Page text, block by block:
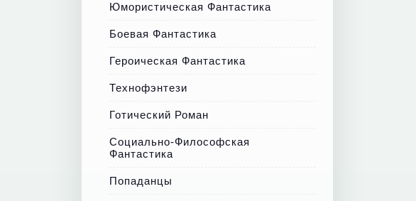
Юмористическая Фантастика
Боевая Фантастика
Героическая Фантастика
Технофэнтези
Готический Роман
Социально-Философская
Фантастика
Попаданцы